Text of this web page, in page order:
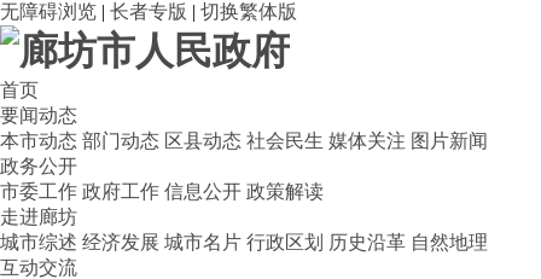
无障碍浏览 | 长者专版 | 切换繁体版
首页
要闻动态
本市动态 部门动态 区县动态 社会民生 媒体关注 图片新闻
政务公开
市委工作 政府工作 信息公开 政策解读
走进廊坊
城市综述 经济发展 城市名片 行政区划 历史沿革 自然地理
互动交流